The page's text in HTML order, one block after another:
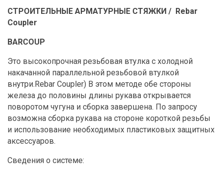
СТРОИТЕЛЬНЫЕ АРМАТУРНЫЕ СТЯЖКИ / Rebar
Coupler
BARCOUP
Это высокопрочная резьбовая втулка с холодной
накачанной параллельной резьбовой втулкой
внутри.Rebar Coupler) В этом методе обе стороны
железа до половины длины рукава открывается
поворотом чугуна и сборка завершена. По запросу
возможна сборка рукава на стороне короткой резьбы
и использование необходимых пластиковых защитных
аксессуаров.
Сведения о системе: